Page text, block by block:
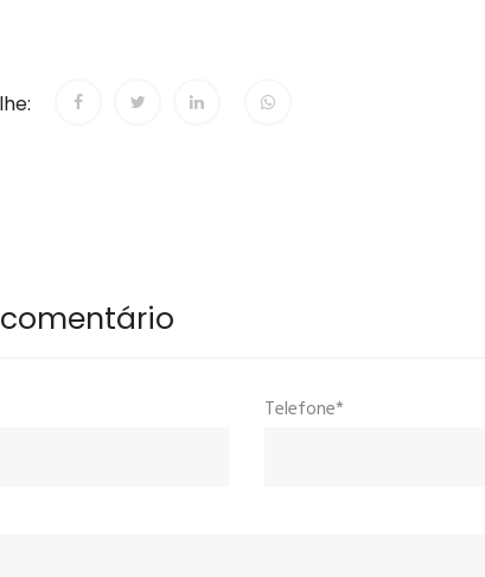
Telefone*